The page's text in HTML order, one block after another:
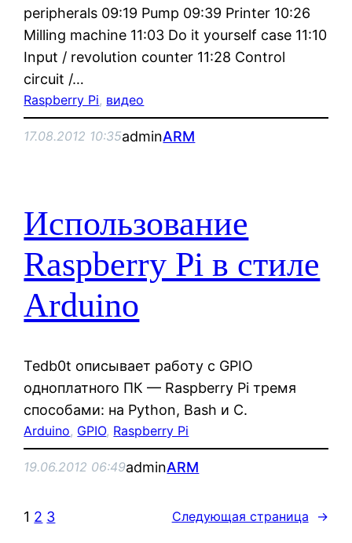
peripherals 09:19 Pump 09:39 Printer 10:26
Milling machine 11:03 Do it yourself case 11:10
Input / revolution counter 11:28 Control
circuit /…
Raspberry Pi, видео
17.08.2012 10:35adminARM
Использование
Raspberry Pi в стиле
Arduino
Tedb0t описывает работу с GPIO
одноплатного ПК — Raspberry Pi тремя
способами: на Python, Bash и C.
Arduino, GPIO, Raspberry Pi
19.06.2012 06:49adminARM
1 2 3 Следующая страница →